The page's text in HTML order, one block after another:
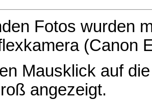
Fotos wurden
(Canon
Mausklick auf
angezeigt.